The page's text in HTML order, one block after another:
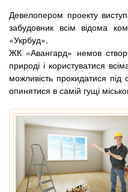
Девелопером проекту
забудовник всім відома
«Укрбуд».
ЖК «Авангард» немов
природі і користуватися
можливість прокидатися під
опинятися в самій гущі